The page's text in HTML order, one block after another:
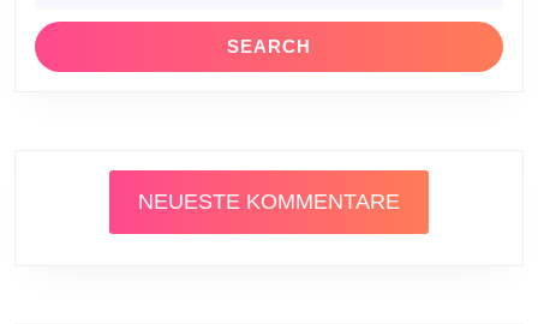
NEUESTE KOMMENTARE